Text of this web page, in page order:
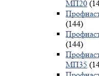
МП20
(144)
(144)
МП35